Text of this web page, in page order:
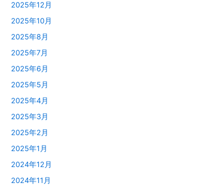
2025年12月
2025年10月
2025年8月
2025年7月
2025年6月
2025年5月
2025年4月
2025年3月
2025年2月
2025年1月
2024年12月
2024年11月